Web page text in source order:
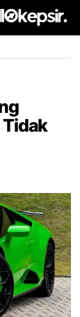
Tidak